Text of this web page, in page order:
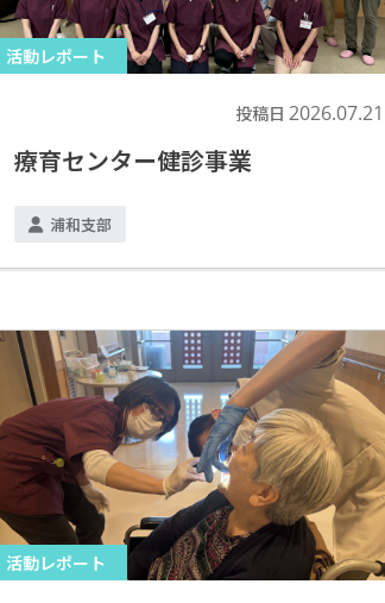
活動レポート
投稿日 2026.07.21
療育センター健診事業
浦和支部
活動レポート